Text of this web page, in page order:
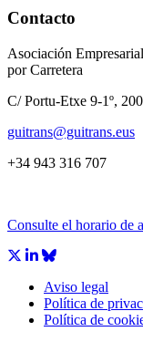
Contacto
Asociación
por Carretera
C/ Portu-Etxe 9-1º,
guitrans@guitrans.eus
+34 943 316 707
Consulte el horario de
Aviso legal
Política de
Política de
CÁMARA DE
COMISIÓN